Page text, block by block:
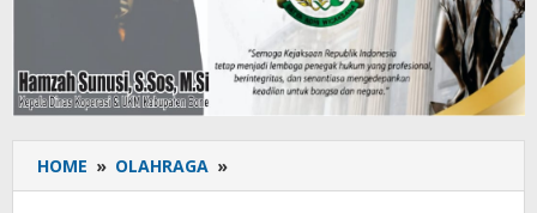
HOME » OLAHRAGA »
Persahabatan